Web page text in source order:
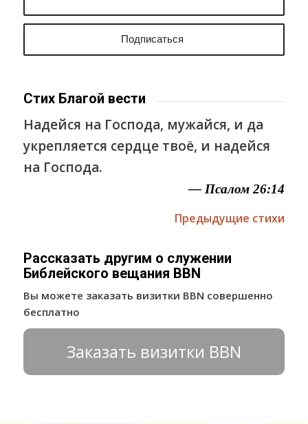
Стих Благой вести
Надейся на Господа, мужайся, и да
укрепляется сердце твоё, и надейся
на Господа.
— Псалом 26:14
Предыдущие стихи
Рассказать другим о служении
Библейского вещания BBN
Вы можете заказать визитки BBN совершенно
бесплатно
Заказать визитки BBN